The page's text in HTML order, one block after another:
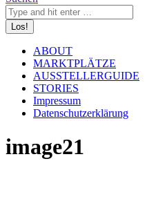
ABOUT
MARKTPLÄTZE
AUSSTELLERGUIDE
STORIES
Impressum
Datenschutzerklärung
image21